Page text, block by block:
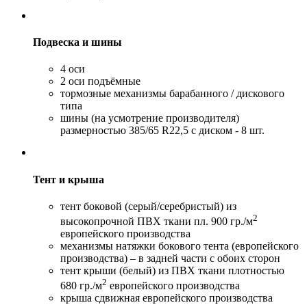
Подвеска и шины
4 оси
2 оси подъёмные
тормозные механизмы барабанного / дискового
типа
шины (на усмотрение производителя)
размерностью 385/65 R22,5 с диском - 8 шт.
Тент и крыша
тент боковой (серый/серебристый) из
высокопрочной ПВХ ткани пл. 900 гр./м2
европейского производства
механизмы натяжки бокового тента (европейского
производства) – в задней части с обоих сторон
тент крыши (белый) из ПВХ ткани плотностью
680 гр./м2 европейского производства
крыша сдвижная европейского производства